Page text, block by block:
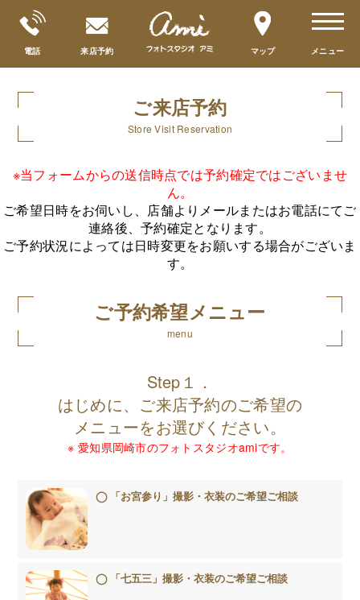
ご来店予約
Store Visit Reservation
※当フォームからの送信時点では予約確定ではございませ
ん。
ご希望日時をお伺いし、店舗よりメールまたはお電話にてご
連絡後、予約確定となります。
ご予約状況によっては日時変更をお願いする場合がございま
す。
ご予約希望メニュー
menu
Step１．
はじめに、ご来店予約のご希望の
メニューをお選びください。
※ 愛知県岡崎市のフォトスタジオamiです。
「お宮参り」撮影・衣装のご希望ご相談
「七五三」撮影・衣装のご希望ご相談
toggle
電話 来店予約 マップ メニュー